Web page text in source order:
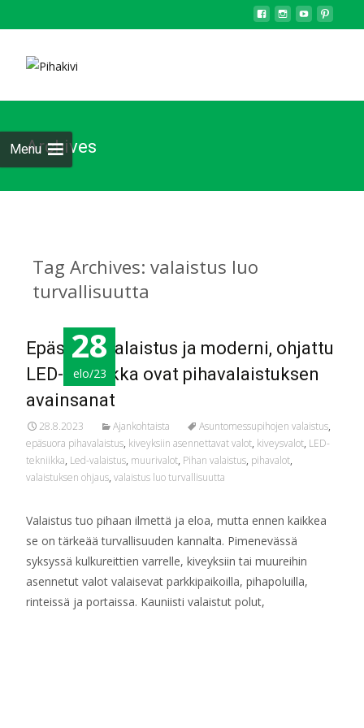
MenuArchives
Tag Archives: valaistus luo
turvallisuutta
28
elo/23
Epäsuora valaistus ja moderni, ohjattu
LED-tekniikka ovat pihavalaistuksen
avainsanat
28.8.2023 Ajankohtaista Asuntomessupihojen valaistus,
epäsuora pihavalaistus, kiveyksiin asennettavat valot, kiveysvalot, LED-
tekniikka, Led-valaistus, muurivalot, Pihan valaistus, pihavalot,
valaistuksen ohjaus, valaistus luo turvallisuutta
Valaistus tuo pihaan ilmettä ja eloa, mutta ennen kaikkea
se on tärkeää turvallisuuden kannalta. Pimenevässä
syksyssä kulkureittien varrelle, kiveyksiin tai muureihin
asennetut valot valaisevat parkkipaikoilla, pihapoluilla,
rinteissä ja portaissa. Kauniisti valaistut polut,